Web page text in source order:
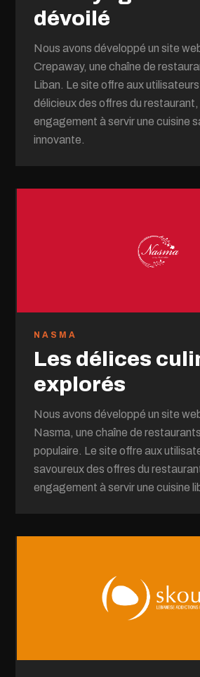
dévoilé
Nous avons développé un site
Crepaway, une chaîne de
Liban. Le site offre aux
délicieux des offres du
engagement à servir une cuisine
innovante.
NASMA
Les délices
explorés
Nous avons développé un site
Nasma, une chaîne de
populaire. Le site offre aux
savoureux des offres du
engagement à servir une cuisine